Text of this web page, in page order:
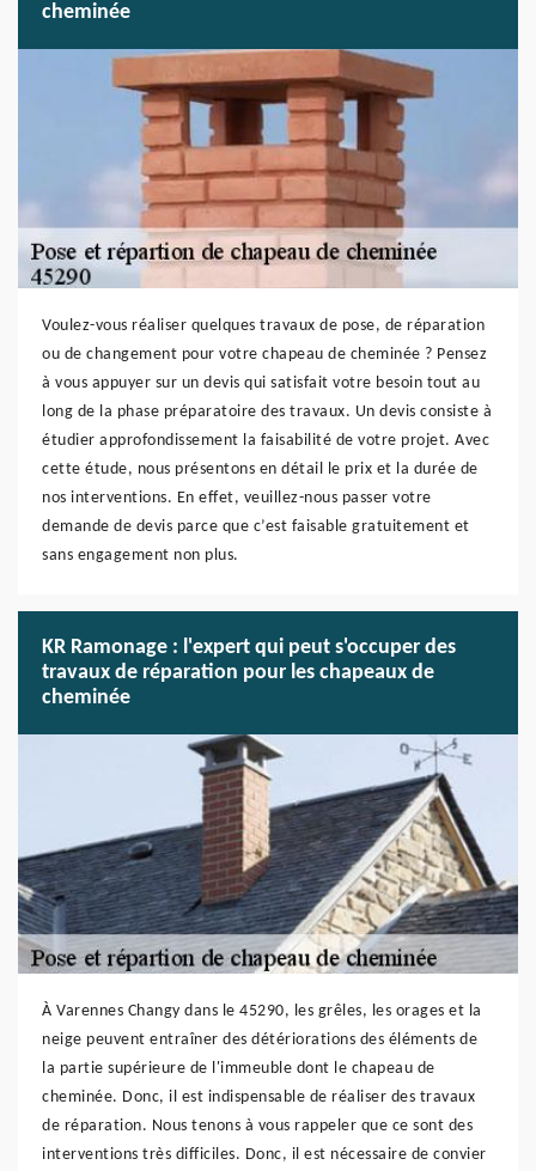
cheminée
Voulez-vous réaliser quelques travaux de pose, de réparation
ou de changement pour votre chapeau de cheminée ? Pensez
à vous appuyer sur un devis qui satisfait votre besoin tout au
long de la phase préparatoire des travaux. Un devis consiste à
étudier approfondissement la faisabilité de votre projet. Avec
cette étude, nous présentons en détail le prix et la durée de
nos interventions. En effet, veuillez-nous passer votre
demande de devis parce que c’est faisable gratuitement et
sans engagement non plus.
KR Ramonage : l'expert qui peut s'occuper des
travaux de réparation pour les chapeaux de
cheminée
À Varennes Changy dans le 45290, les grêles, les orages et la
neige peuvent entraîner des détériorations des éléments de
la partie supérieure de l'immeuble dont le chapeau de
cheminée. Donc, il est indispensable de réaliser des travaux
de réparation. Nous tenons à vous rappeler que ce sont des
interventions très difficiles. Donc, il est nécessaire de convier